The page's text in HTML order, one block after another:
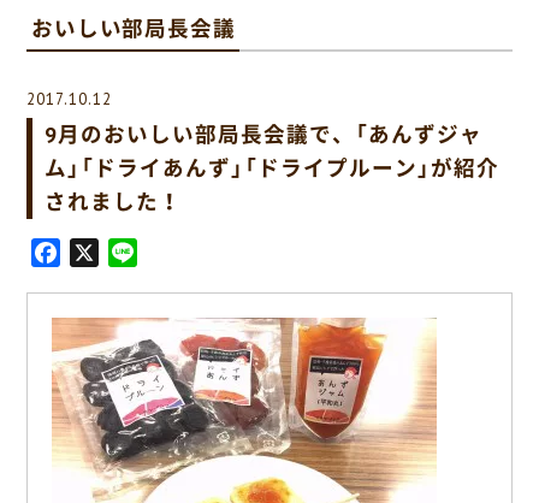
おいしい部局長会議
2017.10.12
9月のおいしい部局長会議で、「あんずジャ
ム」「ドライあんず」「ドライプルーン」が紹介
されました！
b
o
o
k
X
e